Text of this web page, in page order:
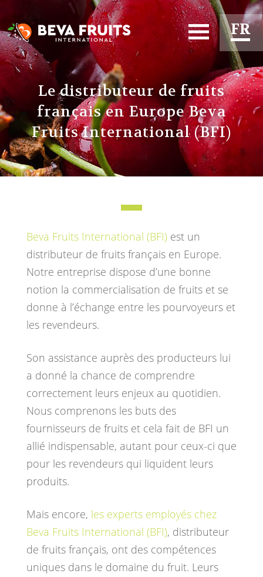
FR
EN
Le distributeur de fruits
français en Europe Beva
Fruits International (BFI)
Beva Fruits International (BFI)est un
distributeur de fruits français en Europe.
Notre entreprise dispose d’une bonne
notion la commercialisation de fruits et se
donne à l’échange entre les pourvoyeurs et
les revendeurs.
Son assistance auprès des producteurs lui
a donné la chance de comprendre
correctement leurs enjeux au quotidien.
Nous comprenons les buts des
fournisseurs de fruits et cela fait de BFI un
allié indispensable, autant pour ceux-ci que
pour les revendeurs qui liquident leurs
produits.
Mais encore, les experts employés chez
Beva Fruits International (BFI), distributeur
de fruits français, ont des compétences
uniques dans le domaine du fruit. Leurs